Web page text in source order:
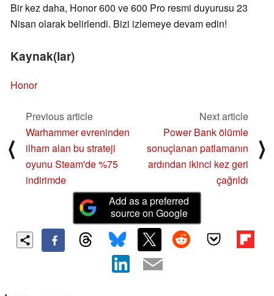
Bir kez daha, Honor 600 ve 600 Pro resmi duyurusu 23
Nisan olarak belirlendi. Bizi izlemeye devam edin!
Kaynak(lar)
Honor
⟨
Previous article
Warhammer evreninden
ilham alan bu strateji
oyunu Steam'de %75
indirimde
Next article
Power Bank ölümle
sonuçlanan patlamanın
ardından ikinci kez geri
çağrıldı
⟩
Add as a preferred
source on Google